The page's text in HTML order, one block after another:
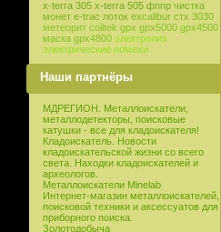
x-terra 305 x-terra 505 фппр чистка
монет e-trac лоток excalibur стх 3030
метеорит coiltek gpx gpx5000 gpx4500
маска gpx4800 электролиз
электрические помехи
Наши партнёры
МДРЕГИОН. Металлоискатели,
металлодетекторы, поисковые
катушки - все для кладоискателя!
Кладоискатель. Новости
кладоискательской жизни со всего
света. Находки кладоискателей и
археологов.
Металлоискатели Minelab
Интернет-магазин металлоискателей,
поисковой техники и аксессуатов для
приборного поиска.
Золотодобыча